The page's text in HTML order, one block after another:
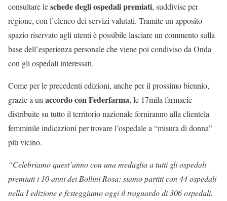
consultare leschede degli ospedali premiati, suddivise per
regione, con l’elenco dei servizi valutati. Tramite un apposito
spazio riservato agli utenti è possibile lasciare un commento sulla
base dell’esperienza personale che viene poi condiviso da Onda
con gli ospedali interessati.
Come per le precedenti edizioni, anche per il prossimo biennio,
grazie a un accordo con Federfarma, le 17mila farmacie
distribuite su tutto il territorio nazionale forniranno alla clientela
femminile indicazioni per trovare l’ospedale a “misura di donna”
più vicino.
“Celebriamo quest’anno con una medaglia a tutti gli ospedali
premiati i 10 anni dei Bollini Rosa: siamo partiti con 44 ospedali
nella I edizione e festeggiamo oggi il traguardo di 306 ospedali.